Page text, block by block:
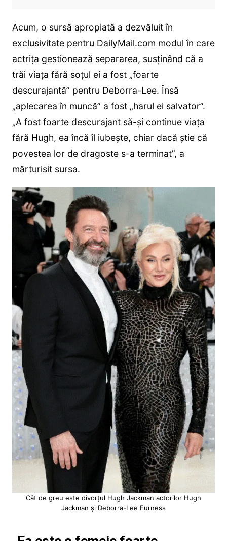
Acum, o sursă apropiată a dezvăluit în
exclusivitate pentru DailyMail.com modul în care
actrița gestionează separarea, susținând că a
trăi viața fără soțul ei a fost „foarte
descurajantă” pentru Deborra-Lee. Însă
„aplecarea în muncă” a fost „harul ei salvator”.
„A fost foarte descurajant să-și continue viața
fără Hugh, ea încă îl iubește, chiar dacă știe că
povestea lor de dragoste s-a terminat”, a
mărturisit sursa.
Cât de greu este divorțul Hugh Jackman actorilor Hugh
Jackman și Deborra-Lee Furness